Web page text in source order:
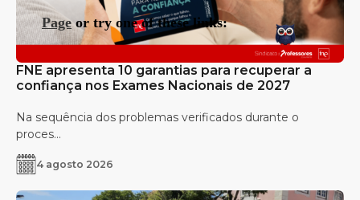
FNE apresenta 10 garantias para recuperar a
confiança nos Exames Nacionais de 2027
Na sequência dos problemas verificados durante o
proces...
4 agosto 2026